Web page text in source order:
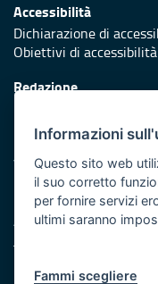
Accessibilità
Dichiarazione di
Obiettivi di accessibilità
Redazione
Protezione civile
Vai al sito di
Iniziativa finanziata
Asse XI
Note legali
Informazioni
Questo sito web
il suo corretto
per fornire servizi
ultimi saranno
Fammi scegliere